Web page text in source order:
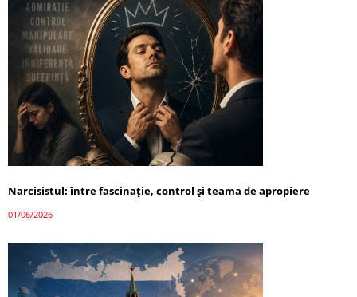
Narcisistul: între fascinație, control și teama de apropiere
01/06/2026